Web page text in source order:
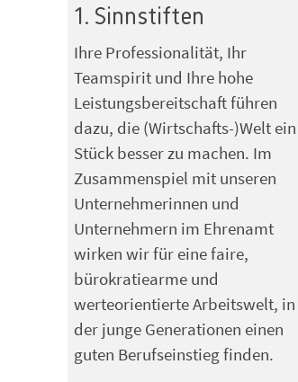
1. Sinnstiften
Ihre Professionalität, Ihr
Teamspirit und Ihre hohe
Leistungsbereitschaft führen
dazu, die (Wirtschafts-)Welt ein
Stück besser zu machen. Im
Zusammenspiel mit unseren
Unternehmerinnen und
Unternehmern im Ehrenamt
wirken wir für eine faire,
bürokratiearme und
werteorientierte Arbeitswelt, in
der junge Generationen einen
guten Berufseinstieg finden.